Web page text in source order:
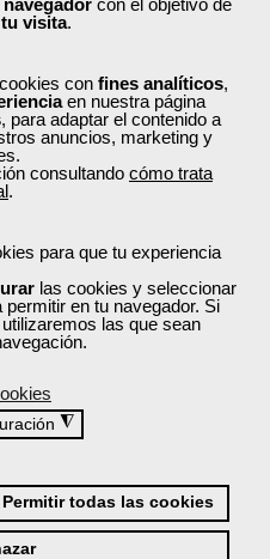
navegador con el objetivo de
visita.
con fines analíticos,
en nuestra página
, para adaptar el contenido a
anuncios, marketing y
consultando cómo trata
.
para que tu experiencia
las cookies y seleccionar
en tu navegador. Si
las que sean
◮
Permitir todas las cookies
sobre cursos, ofertas
aprendizaje.
de Privacidad
para el empleo
exclusivamente, ayudarte a
ofreciéndote los mejores